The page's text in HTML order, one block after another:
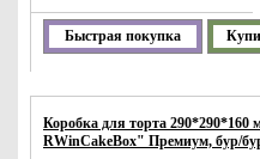
Быстрая покупка
Коробка для торта 290*290*160
RWinCakeBox" Премиум, бур/